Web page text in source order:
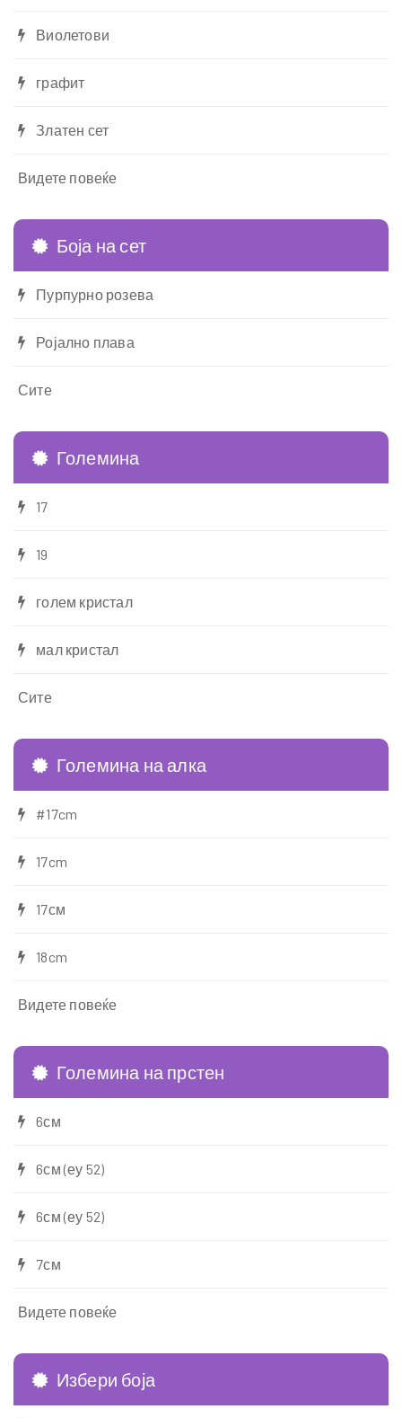
Виолетови
графит
Златен сет
Видете повеќе
Боја на сет
Пурпурно розева
Ројално плава
Сите
Големина
17
19
голем кристал
мал кристал
Сите
Големина на алка
#17cm
17cm
17см
18cm
Видете повеќе
Големина на прстен
6см
6см (еу 52)
6см (еу 52)
7см
Видете повеќе
Избери боја